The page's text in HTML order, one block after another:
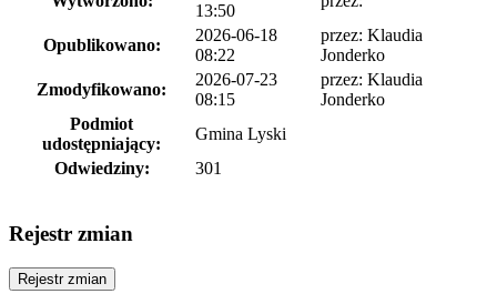
13:50
Opublikowano:
2026-06-18
08:22
przez: Klaudia
Jonderko
Zmodyfikowano:
2026-07-23
08:15
przez: Klaudia
Jonderko
Podmiot
udostępniający:
Gmina Lyski
Odwiedziny:
301
Rejestr zmian
Rejestr zmian